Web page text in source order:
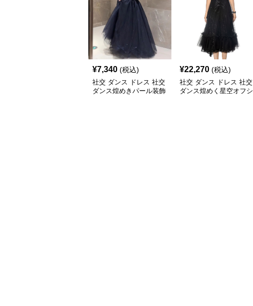
¥7,340 (税込)
社交 ダンス ドレス 社交
ダンス煌めきパール装飾
¥22,270 (税込)
社交 ダンス ドレス 社交
ダンス煌めく星空オフシ